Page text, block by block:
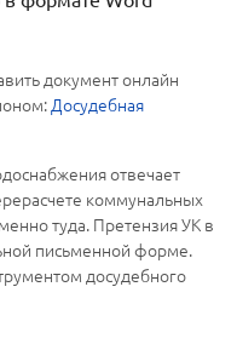
документ онлайн
Досудебная
отвечает
коммунальных
туда. Претензия УК в
письменной форме.
досудебного